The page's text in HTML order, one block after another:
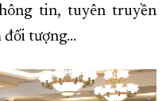
tin, tuyên truyền
đối tượng…